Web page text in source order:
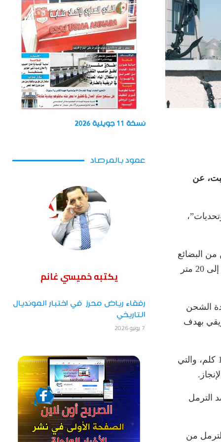
عن
الاستعابية إلى 26 مليون طن من البضائع
العامة و5 مليون حاوية مكافئ، بالإضافة إلى إنجاز أرصفة جديدة بعمق يصل إلى 20 متر
الشحن
بهدف
وكشف رخروخ أيضا، الشبكة الحديدية المتصلة بميناء جن جن على طول 110 كلم، والتي
الترمل
لظاهرة الترمل من
نسخة 11 جويلية 2026
عمود بالمرصاد
يكتبه خميسي غانم
رفقاء رياض محرز في اختبار المونديال
التاريخي
7 يونيو 2026